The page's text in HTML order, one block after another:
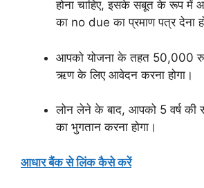
होना चाहिए, इसके सबूत के रूप में
का no due का प्रमाण पत्र देना
आपको योजना के तहत 50,000
ऋण के लिए आवेदन करना होगा।
लोन लेने के बाद, आपको 5 वर्ष
का भुगतान करना होगा।
आधार बैंक से लिंक कैसे करें